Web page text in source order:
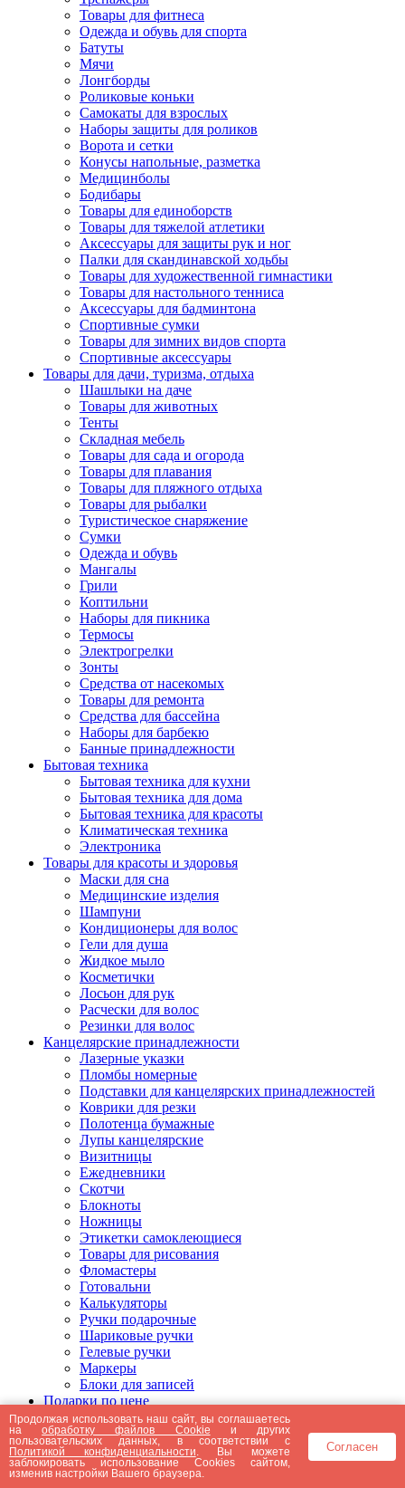
Товары для фитнеса
Одежда и обувь для спорта
Батуты
Мячи
Лонгборды
Роликовые коньки
Самокаты для взрослых
Наборы защиты для роликов
Ворота и сетки
Конусы напольные, разметка
Медицинболы
Бодибары
Товары для единоборств
Товары для тяжелой атлетики
Аксессуары для защиты рук и ног
Палки для скандинавской ходьбы
Товары для художественной гимнастики
Товары для настольного тенниса
Аксессуары для бадминтона
Спортивные сумки
Товары для зимних видов спорта
Спортивные аксессуары
Товары для дачи, туризма, отдыха
Шашлыки на даче
Товары для животных
Тенты
Складная мебель
Товары для сада и огорода
Товары для плавания
Товары для пляжного отдыха
Товары для рыбалки
Туристическое снаряжение
Сумки
Одежда и обувь
Мангалы
Грили
Коптильни
Наборы для пикника
Термосы
Электрогрелки
Зонты
Средства от насекомых
Товары для ремонта
Средства для бассейна
Наборы для барбекю
Банные принадлежности
Бытовая техника
Бытовая техника для кухни
Бытовая техника для дома
Бытовая техника для красоты
Климатическая техника
Электроника
Товары для красоты и здоровья
Маски для сна
Медицинские изделия
Шампуни
Кондиционеры для волос
Гели для душа
Жидкое мыло
Косметички
Лосьон для рук
Расчески для волос
Резинки для волос
Канцелярские принадлежности
Лазерные указки
Пломбы номерные
Подставки для канцелярских принадлежностей
Коврики для резки
Полотенца бумажные
Лупы канцелярские
Визитницы
Ежедневники
Скотчи
Блокноты
Ножницы
Этикетки самоклеющиеся
Товары для рисования
Фломастеры
Готовальни
Калькуляторы
Ручки подарочные
Шариковые ручки
Гелевые ручки
Маркеры
Блоки для записей
Подарки по цене
Подарки от 5000 рублей
Подарки до 5000 рублей
Подарки до 3000 рублей
Подарки до 2000 рублей
Подарки до 1000 рублей
Продолжая использовать наш сайт, вы соглашаетесь
наобработку файлов Cookie и других
пользовательских данных, в соответствии с
Политикой конфиденциальности . Вы можете
заблокировать использование Cookies сайтом,
изменив настройки Вашего браузера.
Согласен